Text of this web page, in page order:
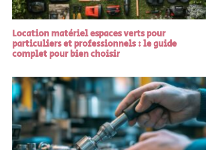
Location matériel espaces verts pour
particuliers et professionnels : le guide
complet pour bien choisir